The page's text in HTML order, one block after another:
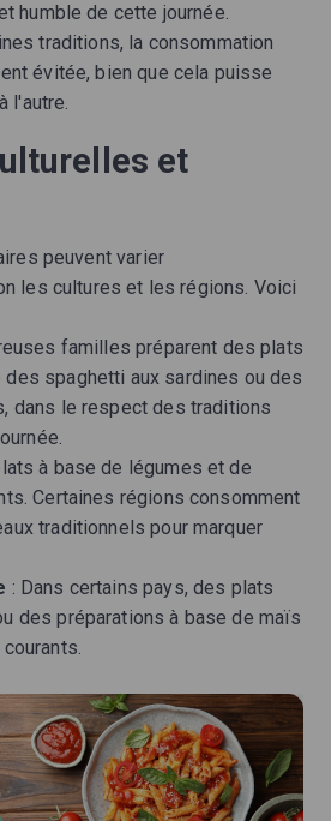
humble de cette journée.
traditions, la consommation
évitée, bien que cela puisse
l'autre.
et
peuvent varier
les cultures et les régions. Voici
familles préparent des plats
spaghetti aux sardines ou des
dans le respect des traditions
à base de légumes et de
Certaines régions consomment
traditionnels pour marquer
: Dans certains pays, des plats
des préparations à base de maïs